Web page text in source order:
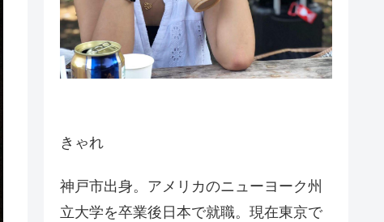
きゃれ
神戸市出身。アメリカのニューヨーク州
立大学を卒業後日本で就職。現在東京で